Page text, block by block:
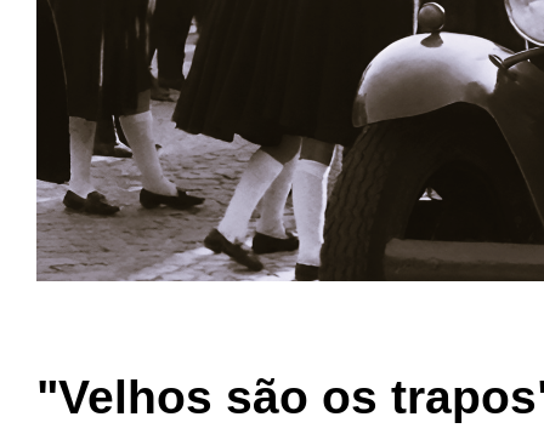
"Velhos são os